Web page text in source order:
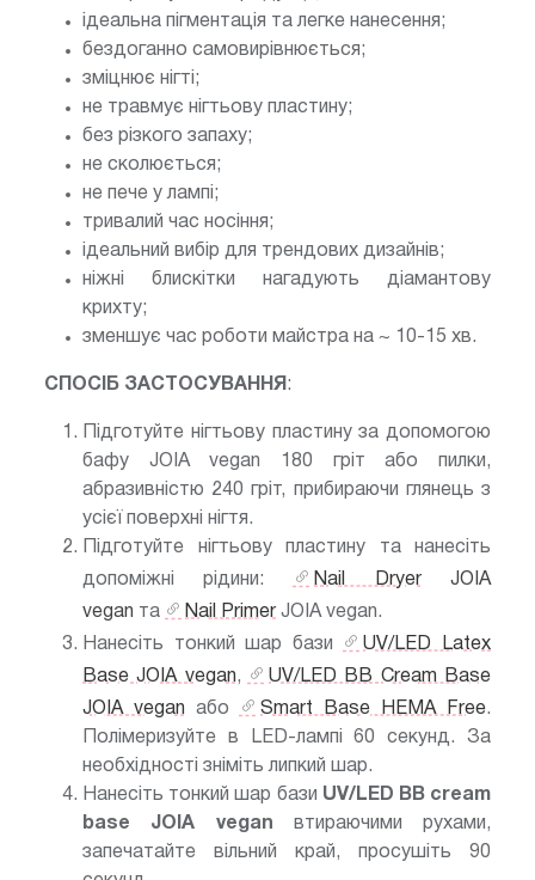
ідеальна пігментація та легке нанесення;
бездоганно самовирівнюється;
зміцнює нігті;
не травмує нігтьову пластину;
без різкого запаху;
не сколюється;
не пече у лампі;
тривалий час носіння;
ідеальний вибір для трендових дизайнів;
ніжні блискітки нагадують діамантову
крихту;
зменшує час роботи майстра на ~ 10-15 хв.
СПОСІБ ЗАСТОСУВАННЯ :
Підготуйте нігтьову пластину за допомогою
бафу JOIA vegan 180 гріт або пилки,
абразивністю 240 гріт, прибираючи глянець з
усієї поверхні нігтя.
Підготуйте нігтьову пластину та нанесіть
допоміжні рідини:
Nail Dryer
JOIA
vegan та Nail Primer JOIA vegan.
Нанесіть тонкий шар бази
UV/LED Latex
Base JOIA vegan,
UV/LED BB Cream Base
JOIA vegan або Smart Base HEMA Free.
Полімеризуйте в LED-лампі 60 секунд. За
необхідності зніміть липкий шар.
Нанесіть тонкий шар бази UV/LED BB cream
base JOIA vegan втираючими рухами,
запечатайте вільний край, просушіть 90